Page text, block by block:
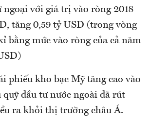
ngoại với giá trị vào ròng 2018
tăng 0,59 tỷ USD (trong vòng
bằng mức vào ròng của cả năm
phiếu kho bạc Mỹ tăng cao vào
quỹ đầu tư nước ngoài đã rút
ra khỏi thị trường châu Á.